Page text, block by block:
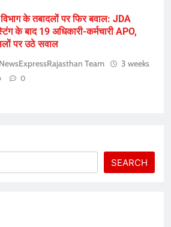
के तबादलों पर फिर बवाल: JDA
के बाद 19 अधिकारी-कर्मचारी APO,
पर उठे सवाल
NewsExpressRajasthan Team
3 weeks
0
SEARCH